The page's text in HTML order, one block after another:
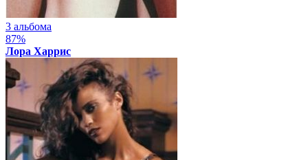
3 альбома
87%
Лора Харрис